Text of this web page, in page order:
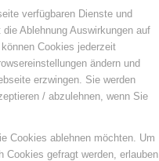
verfügbaren Dienste und
Ablehnung Auswirkungen auf
Cookies jederzeit
ändern und
erzwingen. Sie werden
/ abzulehnen, wenn Sie
Cookies ablehnen möchten. Um
Cookies gefragt werden, erlauben